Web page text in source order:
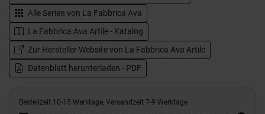
Alle Serien von La Fabbrica Ava
La Fabbrica Ava Artile - Katalog
Zur Hersteller Website von La Fabbrica Ava Artile
Datenblatt herunterladen - PDF
Bestellzeit 10-15 Werktage, Versandzeit 7-9 Werktage